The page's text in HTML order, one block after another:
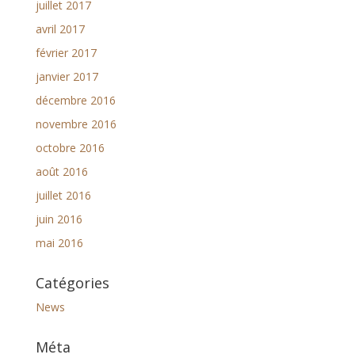
juillet 2017
avril 2017
février 2017
janvier 2017
décembre 2016
novembre 2016
octobre 2016
août 2016
juillet 2016
juin 2016
mai 2016
Catégories
News
Méta